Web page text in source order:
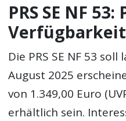
PRS SE NF 53:
Verfügbarkeit
Die PRS SE NF 53
August 2025
von 1.349,00 Euro
erhältlich sein.